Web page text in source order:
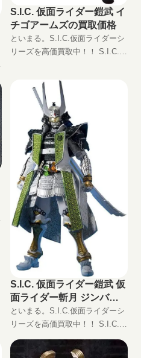
S.I.C. 仮面ライダー鎧武 イ
チゴアームズの買取価格
といまる。S.I.C.仮面ライダーシ
リーズを高価買取中！！ S.I.C.
ズ JAN:4549660239116 現在の買
取価格は円（未開封の場
S.I.C. 仮面ライダー鎧武 仮
面ライダー斬月 ジンバー
メロンアームズの買取価格
といまる。S.I.C.仮面ライダーシ
リーズを高価買取中！！ S.I.C.
斬月 ジンバーメロンアームズ